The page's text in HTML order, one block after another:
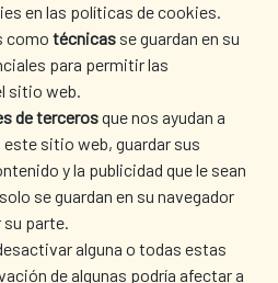
en las políticas de cookies.
como técnicas se guardan en su
para permitir las
sitio web.
de tercerosque nos ayudan a
sitio web, guardar sus
y la publicidad que le sean
se guardan en su navegador
parte.
alguna o todas estas
de algunas podría afectar a
WHERE DO WE COOPERATE?
PRESS ROOM
LIBRARY